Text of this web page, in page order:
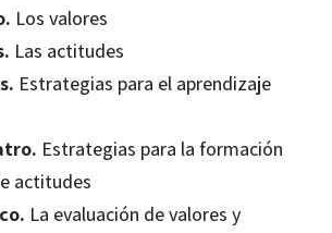
Los valores
Las actitudes
Estrategias para el aprendizaje
Estrategias para la formación
actitudes
La evaluación de valores y